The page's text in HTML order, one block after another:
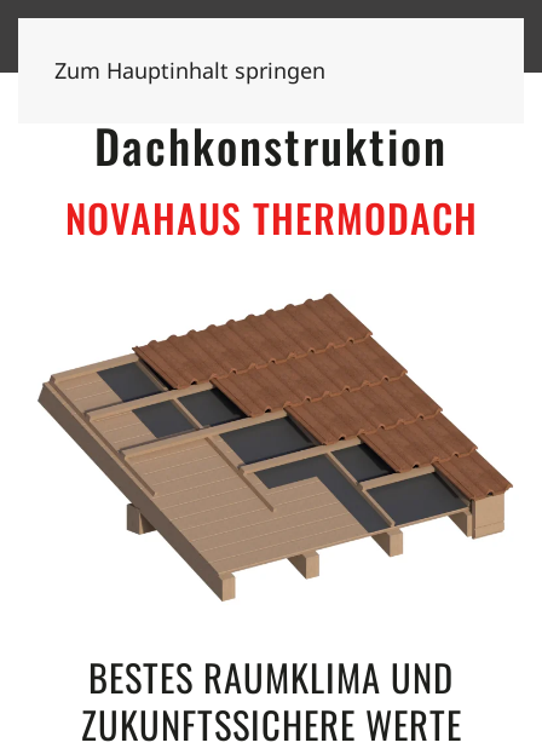
Zum Hauptinhalt springen
Dachkonstruktion
NOVAHAUS THERMODACH
BESTES RAUMKLIMA UND
ZUKUNFTSSICHERE WERTE